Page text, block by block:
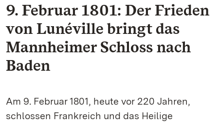
9. Februar 1801: Der Frieden
von Lunéville bringt das
Mannheimer Schloss nach
Baden
Am 9. Februar 1801, heute vor 220 Jahren,
schlossen Frankreich und das Heilige